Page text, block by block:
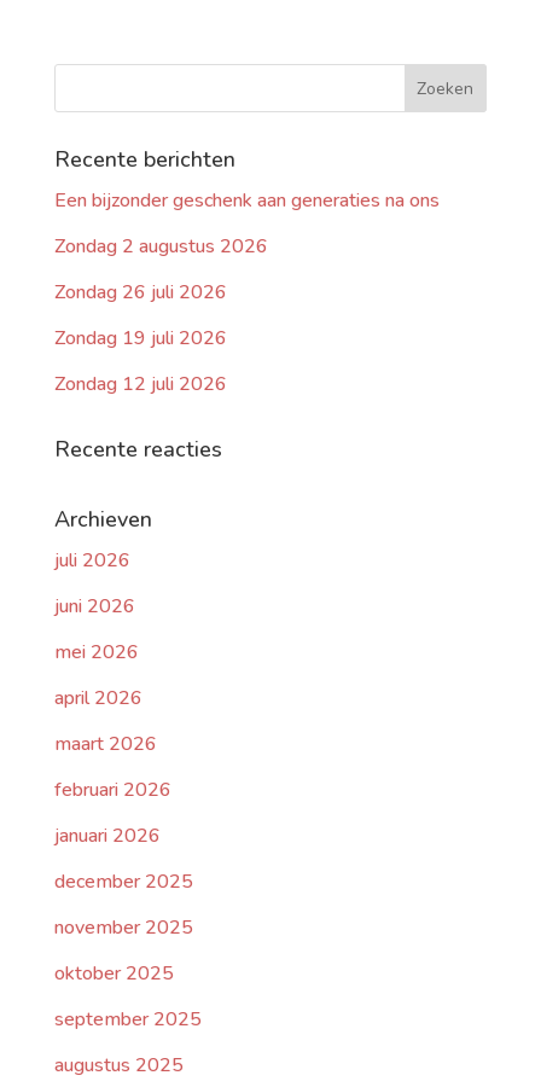
Recente berichten
Een bijzonder geschenk aan generaties na ons
Zondag 2 augustus 2026
Zondag 26 juli 2026
Zondag 19 juli 2026
Zondag 12 juli 2026
Recente reacties
Archieven
juli 2026
juni 2026
mei 2026
april 2026
maart 2026
februari 2026
januari 2026
december 2025
november 2025
oktober 2025
september 2025
augustus 2025